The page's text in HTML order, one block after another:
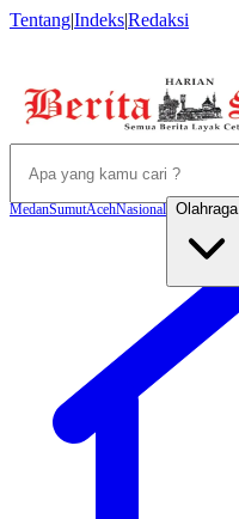
Tentang|Indeks|Redaksi
MedanSumutAcehNasional Olahraga